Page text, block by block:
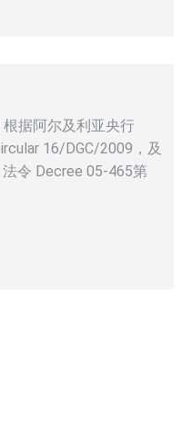
根据阿尔及利亚央行
16/DGC/2009，及
令 Decree 05-465第